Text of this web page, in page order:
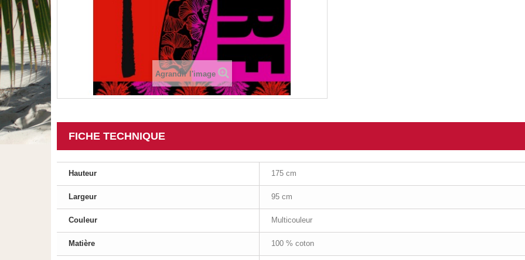
Agrandir l'image
FICHE TECHNIQUE
Hauteur 175 cm
Largeur 95 cm
Couleur Multicouleur
Matière 100 % coton